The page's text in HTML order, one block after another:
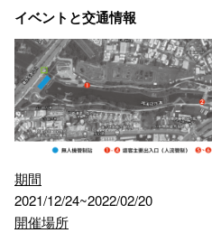
イベントと交通情報
期間
2021/12/24~2022/02/20
開催場所